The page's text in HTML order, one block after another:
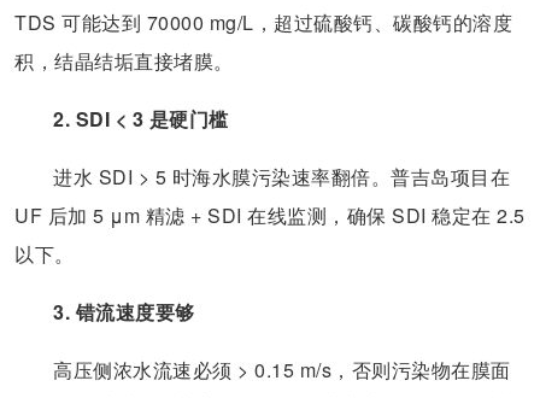
TDS 可能达到 70000 mg/L，超过硫酸钙、碳酸钙的溶度
积，结晶结垢直接堵膜。
2. SDI < 3 是硬门槛
进水 SDI > 5 时海水膜污染速率翻倍。普吉岛项目在
UF 后加 5 μm 精滤 + SDI 在线监测，确保 SDI 稳定在 2.5
以下。
3. 错流速度要够
高压侧浓水流速必须 > 0.15 m/s，否则污染物在膜面